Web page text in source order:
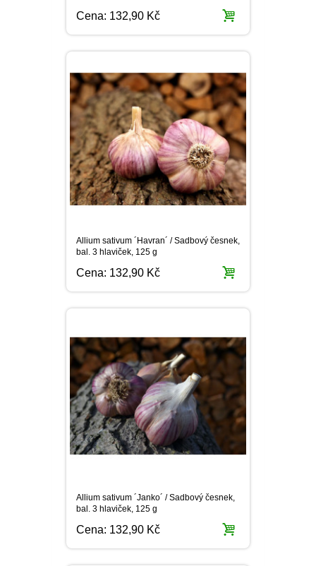
OSTRUHATKA
HELICHRYSUM
OSTEOSPERMUM
ISOTOMA
PRYŠEC
VĚJÍŘOVKA
TAŘICE
NETÝKAVKA
POPENEC
Cena: 132,90 Kč
Allium sativum ´Havran´ / Sadbový česnek,
bal. 3 hlaviček, 125 g
Cena: 132,90 Kč
Allium sativum ´Janko´ / Sadbový česnek,
bal. 3 hlaviček, 125 g
Cena: 132,90 Kč